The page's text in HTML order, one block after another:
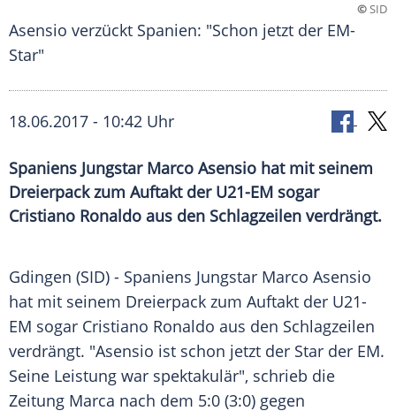
©SID
Asensio verzückt Spanien: "Schon jetzt der EM-
Star"
18.06.2017 - 10:42 Uhr
Spaniens Jungstar Marco Asensio hat mit seinem
Dreierpack zum Auftakt der U21-EM sogar
Cristiano Ronaldo aus den Schlagzeilen verdrängt.
Gdingen (SID) - Spaniens Jungstar Marco Asensio
hat mit seinem Dreierpack zum Auftakt der U21-
EM sogar Cristiano Ronaldo aus den Schlagzeilen
verdrängt. "Asensio ist schon jetzt der Star der EM.
Seine Leistung war spektakulär", schrieb die
Zeitung Marca nach dem 5:0 (3:0) gegen